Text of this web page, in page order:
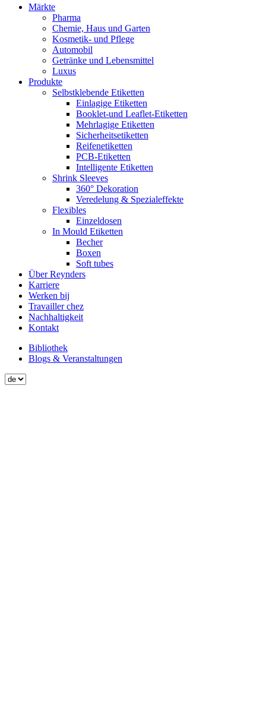
navigation
Märkte
Pharma
Chemie, Haus und Garten
Kosmetik- und Pflege
Automobil
Getränke und Lebensmittel
Luxus
Produkte
Selbstklebende Etiketten
Einlagige Etiketten
Booklet-und Leaflet-Etiketten
Mehrlagige Etiketten
Sicherheitsetiketten
Reifenetiketten
PCB-Etiketten
Intelligente Etiketten
Shrink Sleeves
360° Dekoration
Veredelung & Spezialeffekte
Flexibles
Einzeldosen
In Mould Etiketten
Becher
Boxen
Soft tubes
Über Reynders
Karriere
Werken bij
Travailler chez
Nachhaltigkeit
Kontakt
Secondary
menu
Bibliothek
Blogs & Veranstaltungen